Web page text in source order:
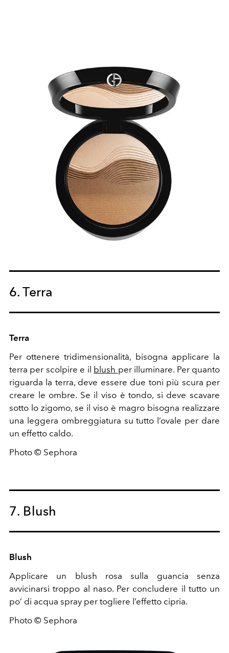
6. Terra
Terra
Per ottenere tridimensionalità, bisogna applicare la
terra per scolpire e il blush per illuminare. Per quanto
riguarda la terra, deve essere due toni più scura per
creare le ombre. Se il viso è tondo, si deve scavare
sotto lo zigomo, se il viso è magro bisogna realizzare
una leggera ombreggiatura su tutto l’ovale per dare
un effetto caldo.
Photo © Sephora
7. Blush
Blush
Applicare un blush rosa sulla guancia senza
avvicinarsi troppo al naso. Per concludere il tutto un
po’ di acqua spray per togliere l’effetto cipria.
Photo © Sephora